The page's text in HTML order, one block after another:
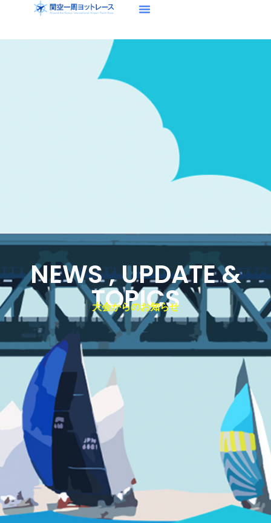
NEWS , UPDATE &
TOPICS
大会からのお知らせ